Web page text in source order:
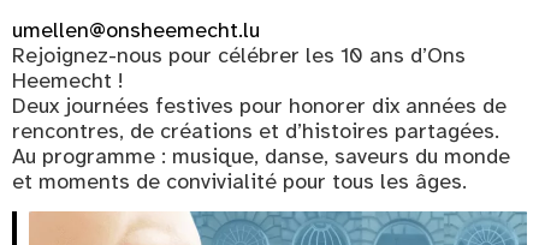
umellen@onsheemecht.lu
Rejoignez-nous pour célébrer les 10 ans d’Ons
Heemecht !
Deux journées festives pour honorer dix années de
rencontres, de créations et d’histoires partagées.
Au programme : musique, danse, saveurs du monde
et moments de convivialité pour tous les âges.